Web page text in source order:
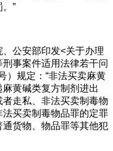
”
公安部印发<关于办理
事案件适用法律若干问
）规定：“非法买卖麻黄
黄碱类复方制剂进出
走私、非法买卖制毒物
买卖制毒物品罪的定罪
货物、物品罪等其他犯